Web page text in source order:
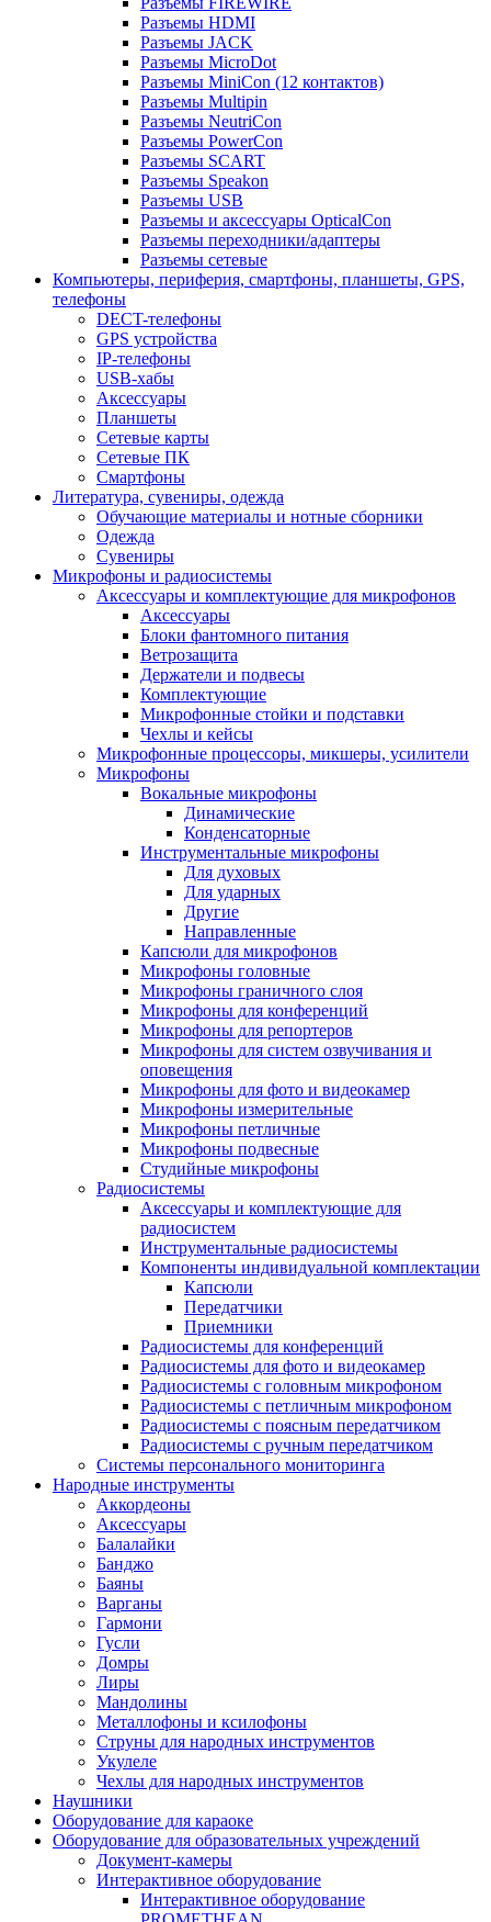
Разъемы HDMI
Разъемы JACK
Разъемы MicroDot
Разъемы MiniCon (12 контактов)
Разъемы Multipin
Разъемы NeutriCon
Разъемы PowerCon
Разъемы SCART
Разъемы Speakon
Разъемы USB
Разъемы и аксессуары OpticalCon
Разъемы переходники/адаптеры
Разъемы сетевые
Компьютеры, периферия, смартфоны, планшеты, GPS,
телефоны
DECT-телефоны
GPS устройства
IP-телефоны
USB-хабы
Аксессуары
Планшеты
Сетевые карты
Сетевые ПК
Смартфоны
Литература, сувениры, одежда
Обучающие материалы и нотные сборники
Одежда
Сувениры
Микрофоны и радиосистемы
Аксессуары и комплектующие для микрофонов
Аксессуары
Блоки фантомного питания
Ветрозащита
Держатели и подвесы
Комплектующие
Микрофонные стойки и подставки
Чехлы и кейсы
Микрофонные процессоры, микшеры, усилители
Микрофоны
Вокальные микрофоны
Динамические
Конденсаторные
Инструментальные микрофоны
Для духовых
Для ударных
Другие
Направленные
Капсюли для микрофонов
Микрофоны головные
Микрофоны граничного слоя
Микрофоны для конференций
Микрофоны для репортеров
Микрофоны для систем озвучивания и
оповещения
Микрофоны для фото и видеокамер
Микрофоны измерительные
Микрофоны петличные
Микрофоны подвесные
Студийные микрофоны
Радиосистемы
Аксессуары и комплектующие для
радиосистем
Инструментальные радиосистемы
Компоненты индивидуальной комплектации
Капсюли
Передатчики
Приемники
Радиосистемы для конференций
Радиосистемы для фото и видеокамер
Радиосистемы с головным микрофоном
Радиосистемы с петличным микрофоном
Радиосистемы с поясным передатчиком
Радиосистемы с ручным передатчиком
Системы персонального мониторинга
Народные инструменты
Аккордеоны
Аксессуары
Балалайки
Банджо
Баяны
Варганы
Гармони
Гусли
Домры
Лиры
Мандолины
Металлофоны и ксилофоны
Струны для народных инструментов
Укулеле
Чехлы для народных инструментов
Наушники
Оборудование для караоке
Оборудование для образовательных учреждений
Документ-камеры
Интерактивное оборудование
Интерактивное оборудование